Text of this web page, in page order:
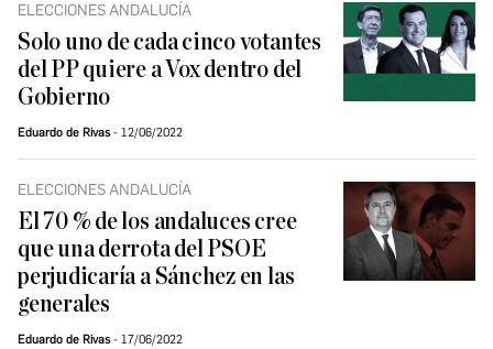
ELECCIONES ANDALUCÍA
Solo uno de cada cinco votantes
del PP quiere a Vox dentro del
Gobierno
Eduardo de Rivas 12/06/2022
ELECCIONES ANDALUCÍA
El 70 % de los andaluces cree
que una derrota del PSOE
perjudicaría a Sánchez en las
generales
Eduardo de Rivas 17/06/2022